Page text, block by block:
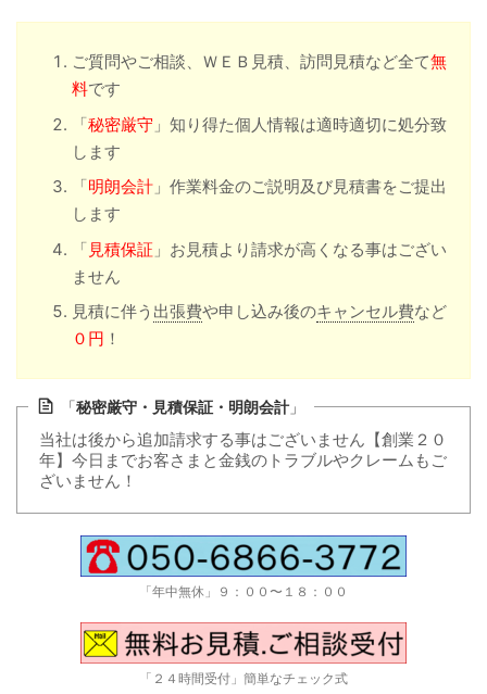
ご質問やご相談、ＷＥＢ見積、訪問見積など全て無
料です
「秘密厳守 」知り得た個人情報は適時適切に処分致
します
「明朗会計 」作業料金のご説明及び見積書をご提出
します
「 見積保証 」お見積より請求が高くなる事はござい
ません
見積に伴う 出張費や申し込み後のキャンセル費など
０円 ！
「秘密厳守・見積保証・明朗会計」
当社は後から追加請求する事はございません【創業２０
年】今日までお客さまと金銭のトラブルやクレームもご
ざいません！
「年中無休」９：００〜１８：００
「２４時間受付」簡単なチェック式